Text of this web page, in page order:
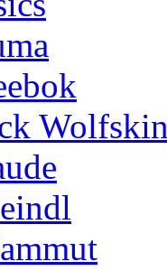
Wolfskin